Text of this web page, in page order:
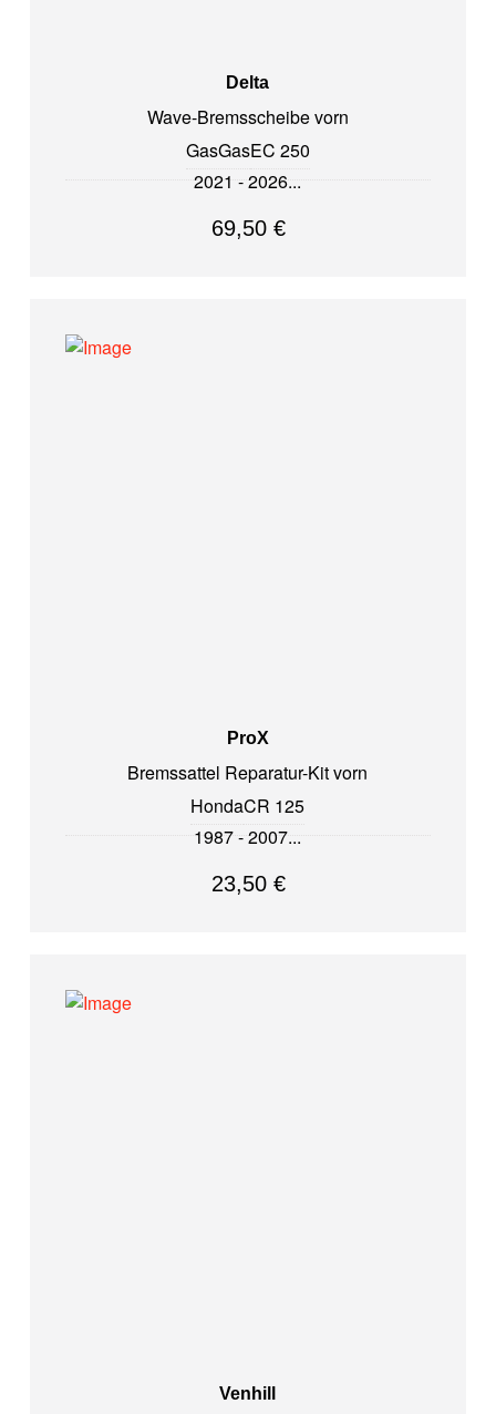
Delta
Wave-Bremsscheibe vorn
GasGasEC 250
2021 - 2026
69,50 €
ProX
Bremssattel Reparatur-Kit vorn
HondaCR 125
1987 - 2007
23,50 €
Venhill